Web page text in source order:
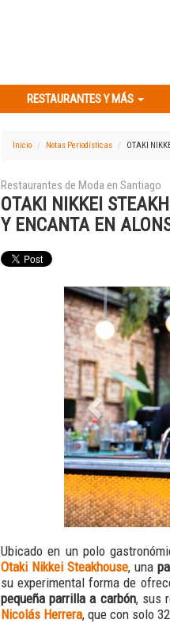
RESTAURANTES Y MÁS
Inicio Notas Periodísticas OTAKI
Restaurantes de Moda en Santiago
OTAKI NIKKEI
Y ENCANTA EN
Previous
Ubicado en un polo
Otaki Nikkei Steakhouse, una
su experimental forma de
pequeña parrilla a carbón, sus
Nicolás Herrera, que con solo